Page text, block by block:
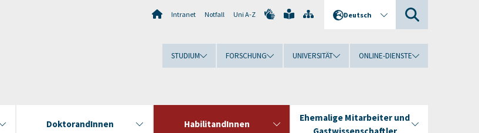
Intranet Notfall Uni A-Z Deutsch
STUDIUM FORSCHUNG UNIVERSITÄT ONLINE-DIENSTE
DoktorandInnen HabilitandInnen
Ehemalige Mitarbeiter und
Gastwissenschaftler